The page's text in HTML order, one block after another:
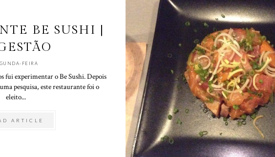
BE SUSHI |
FEIRA
fui experimentar o Be Sushi. Depois
pesquisa, este restaurante foi o
eleito...
ARTICLE